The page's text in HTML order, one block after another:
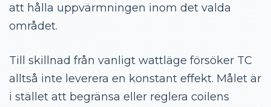
att hålla uppvärmningen inom det valda
området.
Till skillnad från vanligt wattläge försöker TC
alltså inte leverera en konstant effekt. Målet är
i stället att begränsa eller reglera coilens